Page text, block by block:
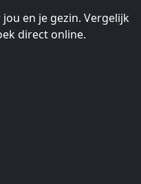
en je gezin. Vergelijk
direct online.